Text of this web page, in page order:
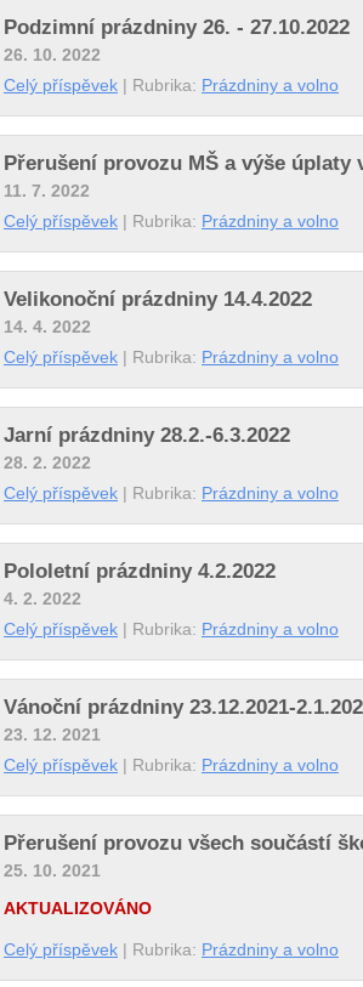
Podzimní prázdniny 26. - 27.10.2022
26. 10. 2022
Celý příspěvek | Rubrika: Prázdniny a volno
Přerušení provozu MŠ a výše úplaty
11. 7. 2022
Celý příspěvek | Rubrika: Prázdniny a volno
Velikonoční prázdniny 14.4.2022
14. 4. 2022
Celý příspěvek | Rubrika: Prázdniny a volno
Jarní prázdniny 28.2.-6.3.2022
28. 2. 2022
Celý příspěvek | Rubrika: Prázdniny a volno
Pololetní prázdniny 4.2.2022
4. 2. 2022
Celý příspěvek | Rubrika: Prázdniny a volno
Vánoční prázdniny 23.12.2021-
23. 12. 2021
Celý příspěvek | Rubrika: Prázdniny a volno
Přerušení provozu všech součástí
25. 10. 2021
AKTUALIZOVÁNO
Celý příspěvek | Rubrika: Prázdniny a volno